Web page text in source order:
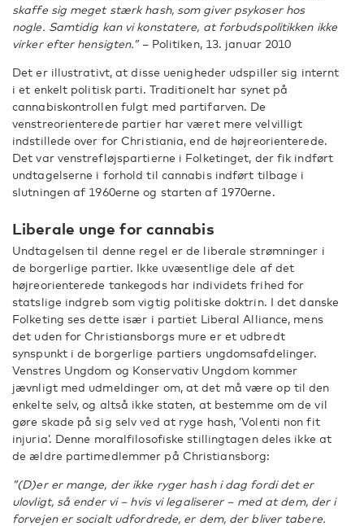
skaffe sig meget stærk hash, som giver psykoser hos
nogle. Samtidig kan vi konstatere, at forbudspolitikken ikke
virker efter hensigten.”– Politiken, 13. januar 2010
Det er illustrativt, at disse uenigheder udspiller sig internt
i et enkelt politisk parti. Traditionelt har synet på
cannabiskontrollen fulgt med partifarven. De
venstreorienterede partier har været mere velvilligt
indstillede over for Christiania, end de højreorienterede.
Det var venstrefløjspartierne i Folketinget, der fik indført
undtagelserne i forhold til cannabis indført tilbage i
slutningen af 1960erne og starten af 1970erne.
Liberale unge for cannabis
Undtagelsen til denne regel er de liberale strømninger i
de borgerlige partier. Ikke uvæsentlige dele af det
højreorienterede tankegods har individets frihed for
statslige indgreb som vigtig politiske doktrin. I det danske
Folketing ses dette især i partiet Liberal Alliance, mens
det uden for Christiansborgs mure er et udbredt
synspunkt i de borgerlige partiers ungdomsafdelinger.
Venstres Ungdom og Konservativ Ungdom kommer
jævnligt med udmeldinger om, at det må være op til den
enkelte selv, og altså ikke staten, at bestemme om de vil
gøre skade på sig selv ved at ryge hash, ’Volenti non fit
injuria’. Denne moralfilosofiske stillingtagen deles ikke at
de ældre partimedlemmer på Christiansborg:
”(D)er er mange, der ikke ryger hash i dag fordi det er
ulovligt, så ender vi – hvis vi legaliserer – med at dem, der i
forvejen er socialt udfordrede, er dem, der bliver tabere.